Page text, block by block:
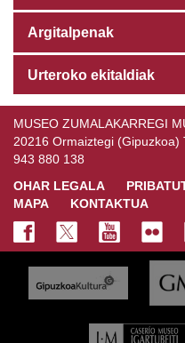
Argitalpenak
Urteroko ekitaldiak
MUSEO ZUMALAKARREGI
20216 Ormaiztegi
943 880 138
OHAR LEGALA
MAPA
KONTAKTUA